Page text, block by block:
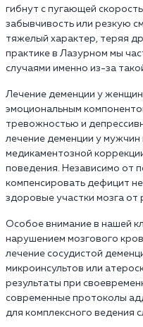
гибнут с пугающей
забывчивость или резкую
тяжелый характер, теряя
практике в Лазурном мы
случаями именно из-за
Лечение деменции у
эмоциональным
тревожностью и
лечение деменции у
медикаментозной
поведения. Независимо от
компенсировать дефицит
здоровые участки мозга от
Особое внимание в нашей
нарушением мозгового
лечение сосудистой
микроинсультов или
результаты при
современные протоколы
для комплексного ведения